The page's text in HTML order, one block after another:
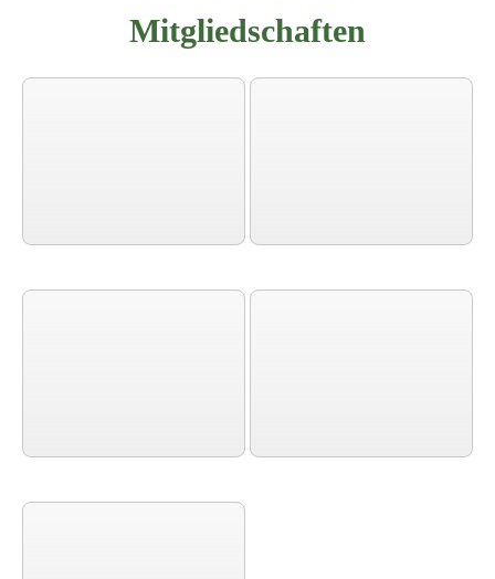
Mitgliedschaften